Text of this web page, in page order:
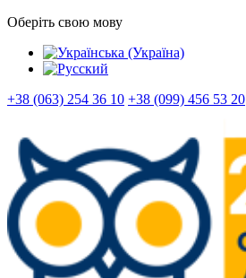
Оберіть свою мову
+38 (063) 254 36 10 +38 (099) 456 53 20